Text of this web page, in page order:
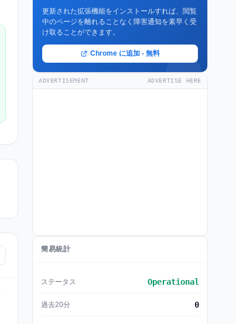
更新された拡張機能をインストールすれば、閲覧
中のページを離れることなく障害通知を素早く受
け取ることができます。
Chrome に追加 - 無料
ADVERTISEMENT ADVERTISE HERE
簡易統計
ステータス Operational
過去20分 0